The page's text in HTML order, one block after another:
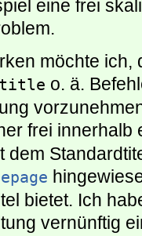
eine frei
möchte ich,
o. ä.
frei innerhalb
dem
bietet. Ich
vernünftig